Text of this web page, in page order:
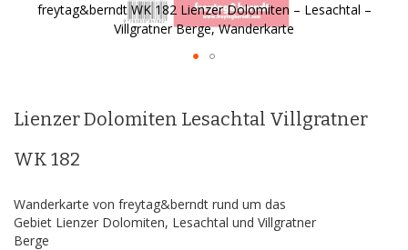
freytag&berndt WK 182 Lienzer Dolomiten – Lesachtal –
Villgratner Berge, Wanderkarte
der
springen
Lienzer Dolomiten Lesachtal Villgratner
WK 182
Wanderkarte von freytag&berndt rund um das
Gebiet Lienzer Dolomiten, Lesachtal und Villgratner
Berge